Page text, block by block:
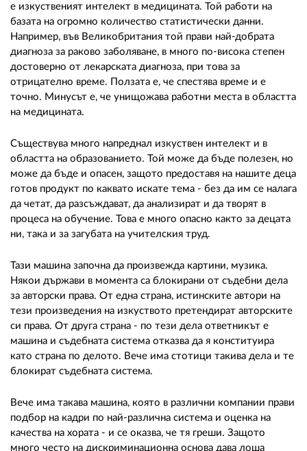
е изкуственият интелект в медицината. Той работи на
базата на огромно количество статистически данни.
Например, във Великобритания той прави най-добрата
диагноза за раково заболяване, в много по-висока степен
достоверно от лекарската диагноза, при това за
отрицателно време. Ползата е, че спестява време и е
точно. Минусът е, че унищожава работни места в областта
на медицината.
Съществува много напреднал изкуствен интелект и в
областта на образованието. Той може да бъде полезен, но
може да бъде и опасен, защото предоставя на нашите деца
готов продукт по каквато искате тема - без да им се налага
да четат, да разсъждават, да анализират и да творят в
процеса на обучение. Това е много опасно както за децата
ни, така и за загубата на учителския труд.
Тази машина започна да произвежда картини, музика.
Някои държави в момента са блокирани от съдебни дела
за авторски права. От една страна, истинските автори на
тези произведения на изкуството претендират авторските
си права. От друга страна - по тези дела ответникът е
машина и съдебната система отказва да я конституира
като страна по делото. Вече има стотици такива дела и те
блокират съдебната система.
Вече има такава машина, която в различни компании прави
подбор на кадри по най-различна система и оценка на
качества на хората - и се оказва, че тя греши. Защото
много често на дискриминационна основа дава лоша